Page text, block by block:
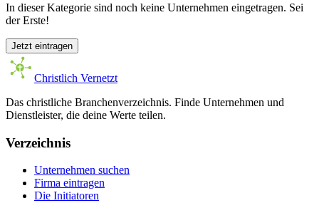
In dieser Kategorie sind noch keine Unternehmen eingetragen. Sei
der Erste!
Jetzt eintragen
Christlich Vernetzt
Das christliche Branchenverzeichnis. Finde Unternehmen und
Dienstleister, die deine Werte teilen.
Verzeichnis
Unternehmen suchen
Firma eintragen
Die Initiatoren